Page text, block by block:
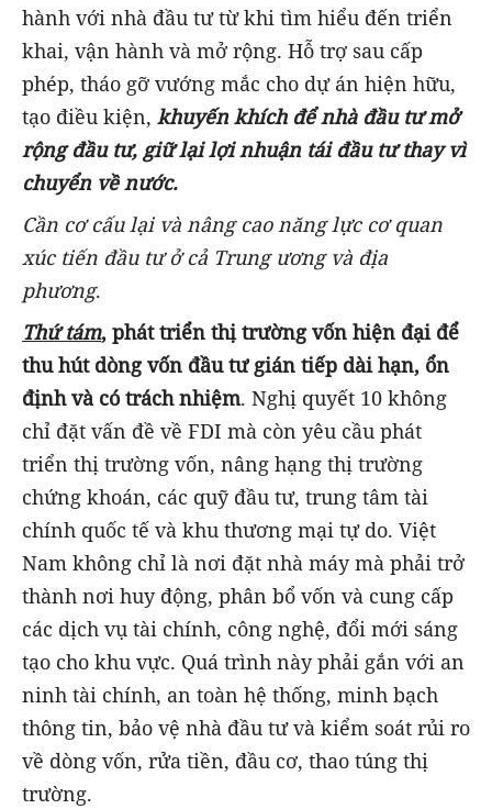
hành với nhà đầu tư từ khi tìm hiểu đến triển
khai, vận hành và mở rộng. Hỗ trợ sau cấp
phép, tháo gỡ vướng mắc cho dự án hiện hữu,
tạo điều kiện, khuyến khích để nhà đầu tư mở
rộng đầu tư, giữ lại lợi nhuận tái đầu tư thay vì
chuyển về nước.
Cần cơ cấu lại và nâng cao năng lực cơ quan
xúc tiến đầu tư ở cả Trung ương và địa
phương.
Thứ tám, phát triển thị trường vốn hiện đại để
thu hút dòng vốn đầu tư gián tiếp dài hạn, ổn
định và có trách nhiệm. Nghị quyết 10 không
chỉ đặt vấn đề về FDI mà còn yêu cầu phát
triển thị trường vốn, nâng hạng thị trường
chứng khoán, các quỹ đầu tư, trung tâm tài
chính quốc tế và khu thương mại tự do. Việt
Nam không chỉ là nơi đặt nhà máy mà phải trở
thành nơi huy động, phân bổ vốn và cung cấp
các dịch vụ tài chính, công nghệ, đổi mới sáng
tạo cho khu vực. Quá trình này phải gắn với an
ninh tài chính, an toàn hệ thống, minh bạch
thông tin, bảo vệ nhà đầu tư và kiểm soát rủi ro
về dòng vốn, rửa tiền, đầu cơ, thao túng thị
trường.